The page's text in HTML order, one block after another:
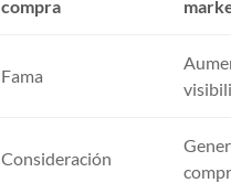
compra
Fama
Consideración